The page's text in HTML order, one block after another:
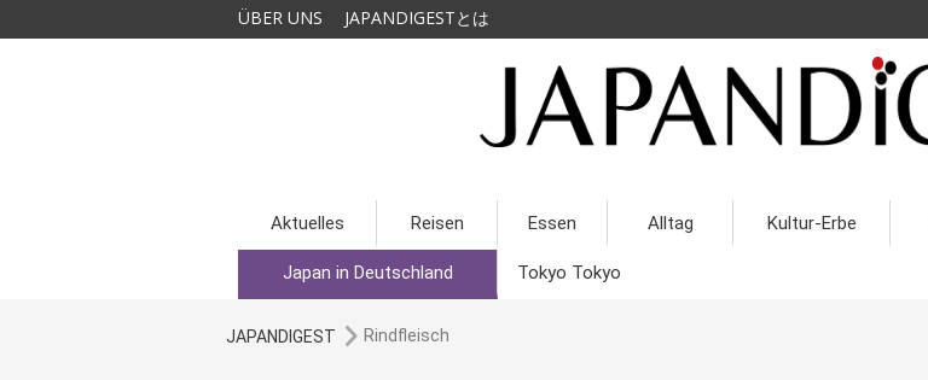
ÜBER UNS JAPANDIGESTとは
Aktuelles Reisen Essen Alltag Kultur-Erbe
Japan in Deutschland Tokyo Tokyo
JAPANDIGEST Rindfleisch